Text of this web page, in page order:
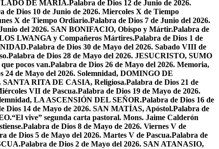
DE MARÍA.Palabra de Dios 12 de Junio de 2026.
de Dios 10 de Junio de 2026. Miercoles X de Tiempo
X de Tiempo Ordiario.Palabra de Dios 7 de Junio del 2026.
del 2026. SAN BONIFACIO, Obispo y Mártir.Palabra de
LWANGA y Compañeros Mártires.Palabra de Dios 1 de
Palabra de Dios 30 de Mayo del 2026. Sabado VIII de
Palabra de Dios 28 de Mayo del 2026. JESUCRISTO, SUMO
pocos van.Palabra de Dios 26 de Mayo del 2026. Memoria,
24 de Mayo del 2026. Solemnidad, DOMINGO DE
SANTA RITA DE CASIA, Religiosa.Palabra de Dios 21 de
VII de Pascua.Palabra de Dios 19 de Mayo de 2026.
LA ASCENSIÓN DEL SEÑOR.Palabra de Dios 16 de
Dios 14 de Mayo de 2026. SAN MATÍAS, Apóstol.Palabra de
“El vive” segunda carta pastoral. Mons. Jaime Calderón
Palabra de Dios 8 de Mayo de 2026. Viernes V de
de Dios 5 de Mayo del 2026. Martes V de Pascua.Palabra de
Palabra de Dios 2 de Mayo del 2026. SAN ATANASIO,